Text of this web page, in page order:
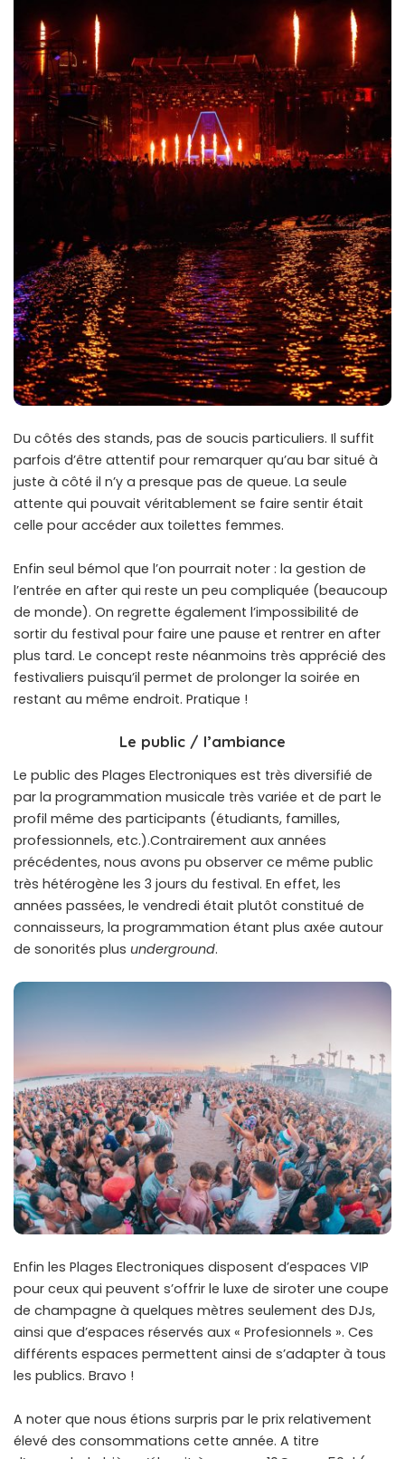
Du côtés des stands, pas de soucis particuliers. Il suffit
parfois d’être attentif pour remarquer qu’au bar situé à
juste à côté il n’y a presque pas de queue. La seule
attente qui pouvait véritablement se faire sentir était
celle pour accéder aux toilettes femmes.
Enfin seul bémol que l’on pourrait noter : la gestion de
l’entrée en after qui reste un peu compliquée (beaucoup
de monde). On regrette également l’impossibilité de
sortir du festival pour faire une pause et rentrer en after
plus tard. Le concept reste néanmoins très apprécié des
festivaliers puisqu’il permet de prolonger la soirée en
restant au même endroit. Pratique !
Le public / l’ambiance
Le public des Plages Electroniques est très diversifié de
par la programmation musicale très variée et de part le
profil même des participants (étudiants, familles,
professionnels, etc.).Contrairement aux années
précédentes, nous avons pu observer ce même public
très hétérogène les 3 jours du festival. En effet, les
années passées, le vendredi était plutôt constitué de
connaisseurs, la programmation étant plus axée autour
de sonorités plus underground.
Enfin les Plages Electroniques disposent d’espaces VIP
pour ceux qui peuvent s’offrir le luxe de siroter une coupe
de champagne à quelques mètres seulement des DJs,
ainsi que d’espaces réservés aux « Profesionnels ». Ces
différents espaces permettent ainsi de s’adapter à tous
les publics. Bravo !
A noter que nous étions surpris par le prix relativement
élevé des consommations cette année. A titre